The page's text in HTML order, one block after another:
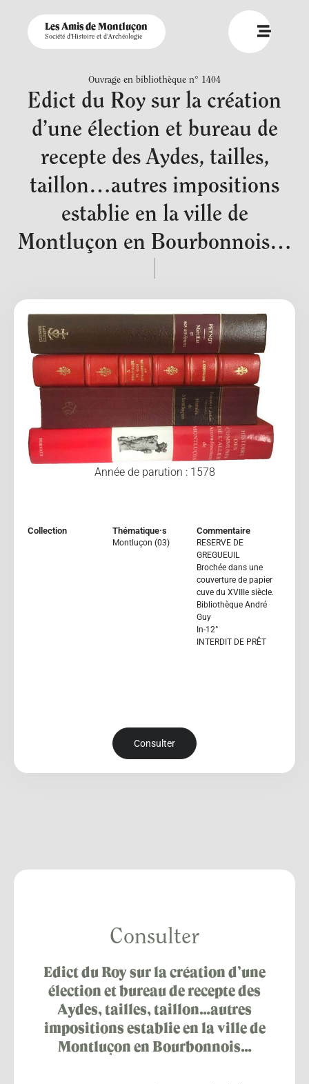
Les Amis de Montluçon
Société d'Histoire et d'Archéologie
Ouvrage en bibliothèque n° 1404
Edict du Roy sur la création
d’une élection et bureau de
recepte des Aydes, tailles,
taillon…autres impositions
establie en la ville de
Montluçon en Bourbonnois…
Année de parution : 1578
Collection Thématique·s
Montluçon (03)
Commentaire
RESERVE DE
GREGUEUIL
Brochée dans une
couverture de papier
cuve du XVIIIe siècle.
Bibliothèque André
Guy
In-12°
INTERDIT DE PRÊT
Consulter
Consulter
Edict du Roy sur la création d’une
élection et bureau de recepte des
Aydes, tailles, taillon…autres
impositions establie en la ville de
Montluçon en Bourbonnois…